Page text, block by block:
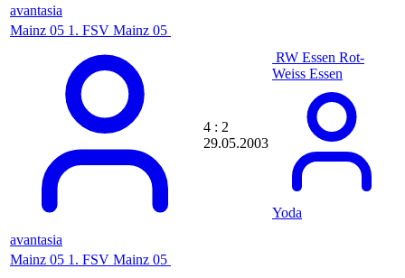
cG|Buyo
Ch3ck3rmb
Ch3kka
chauffe
checker
Chefkoch0817
Chefkopf
CheGuevara
chico
Chilavert
Chilleras
ChillModus95
ChillZoockt
ChimaRe
Chip01
avantasia
Mainz 05 1. FSV Mainz 05
avantasia
4 : 2
29.05.2003
RW Essen Rot-
Weiss Essen
Yoda
Mainz 05 1. FSV Mainz 05